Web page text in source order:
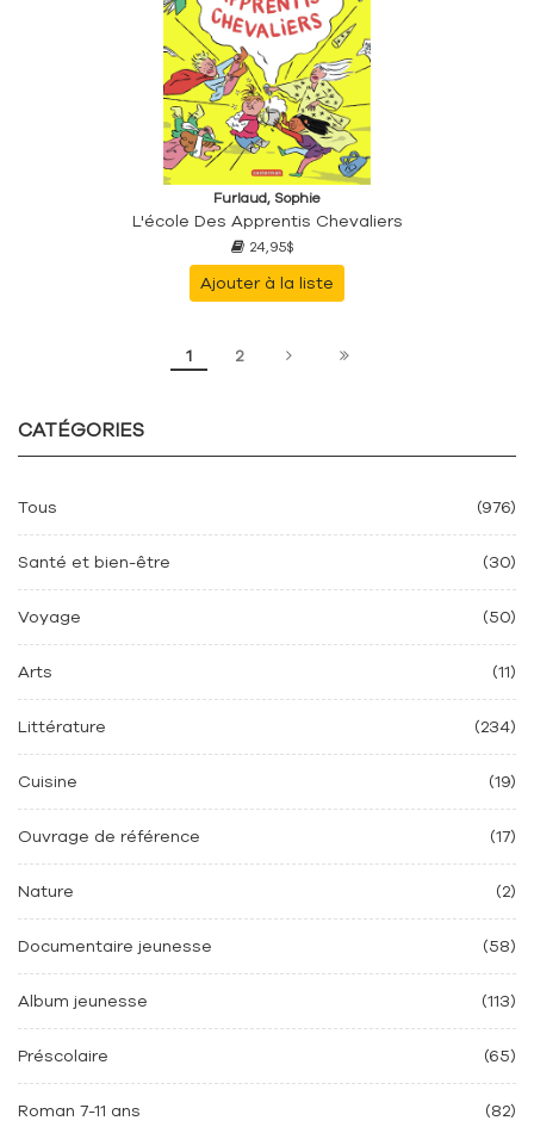
CATÉGORIES
Tous (976)
Santé et bien-être (30)
Voyage (50)
Arts (11)
Littérature (234)
Cuisine (19)
Ouvrage de référence (17)
Nature (2)
Documentaire jeunesse (58)
Album jeunesse (113)
Préscolaire (65)
Roman 7-11 ans (82)
Furlaud, Sophie
L'école Des Apprentis Chevaliers
24,95$
Ajouter à la liste
1 2